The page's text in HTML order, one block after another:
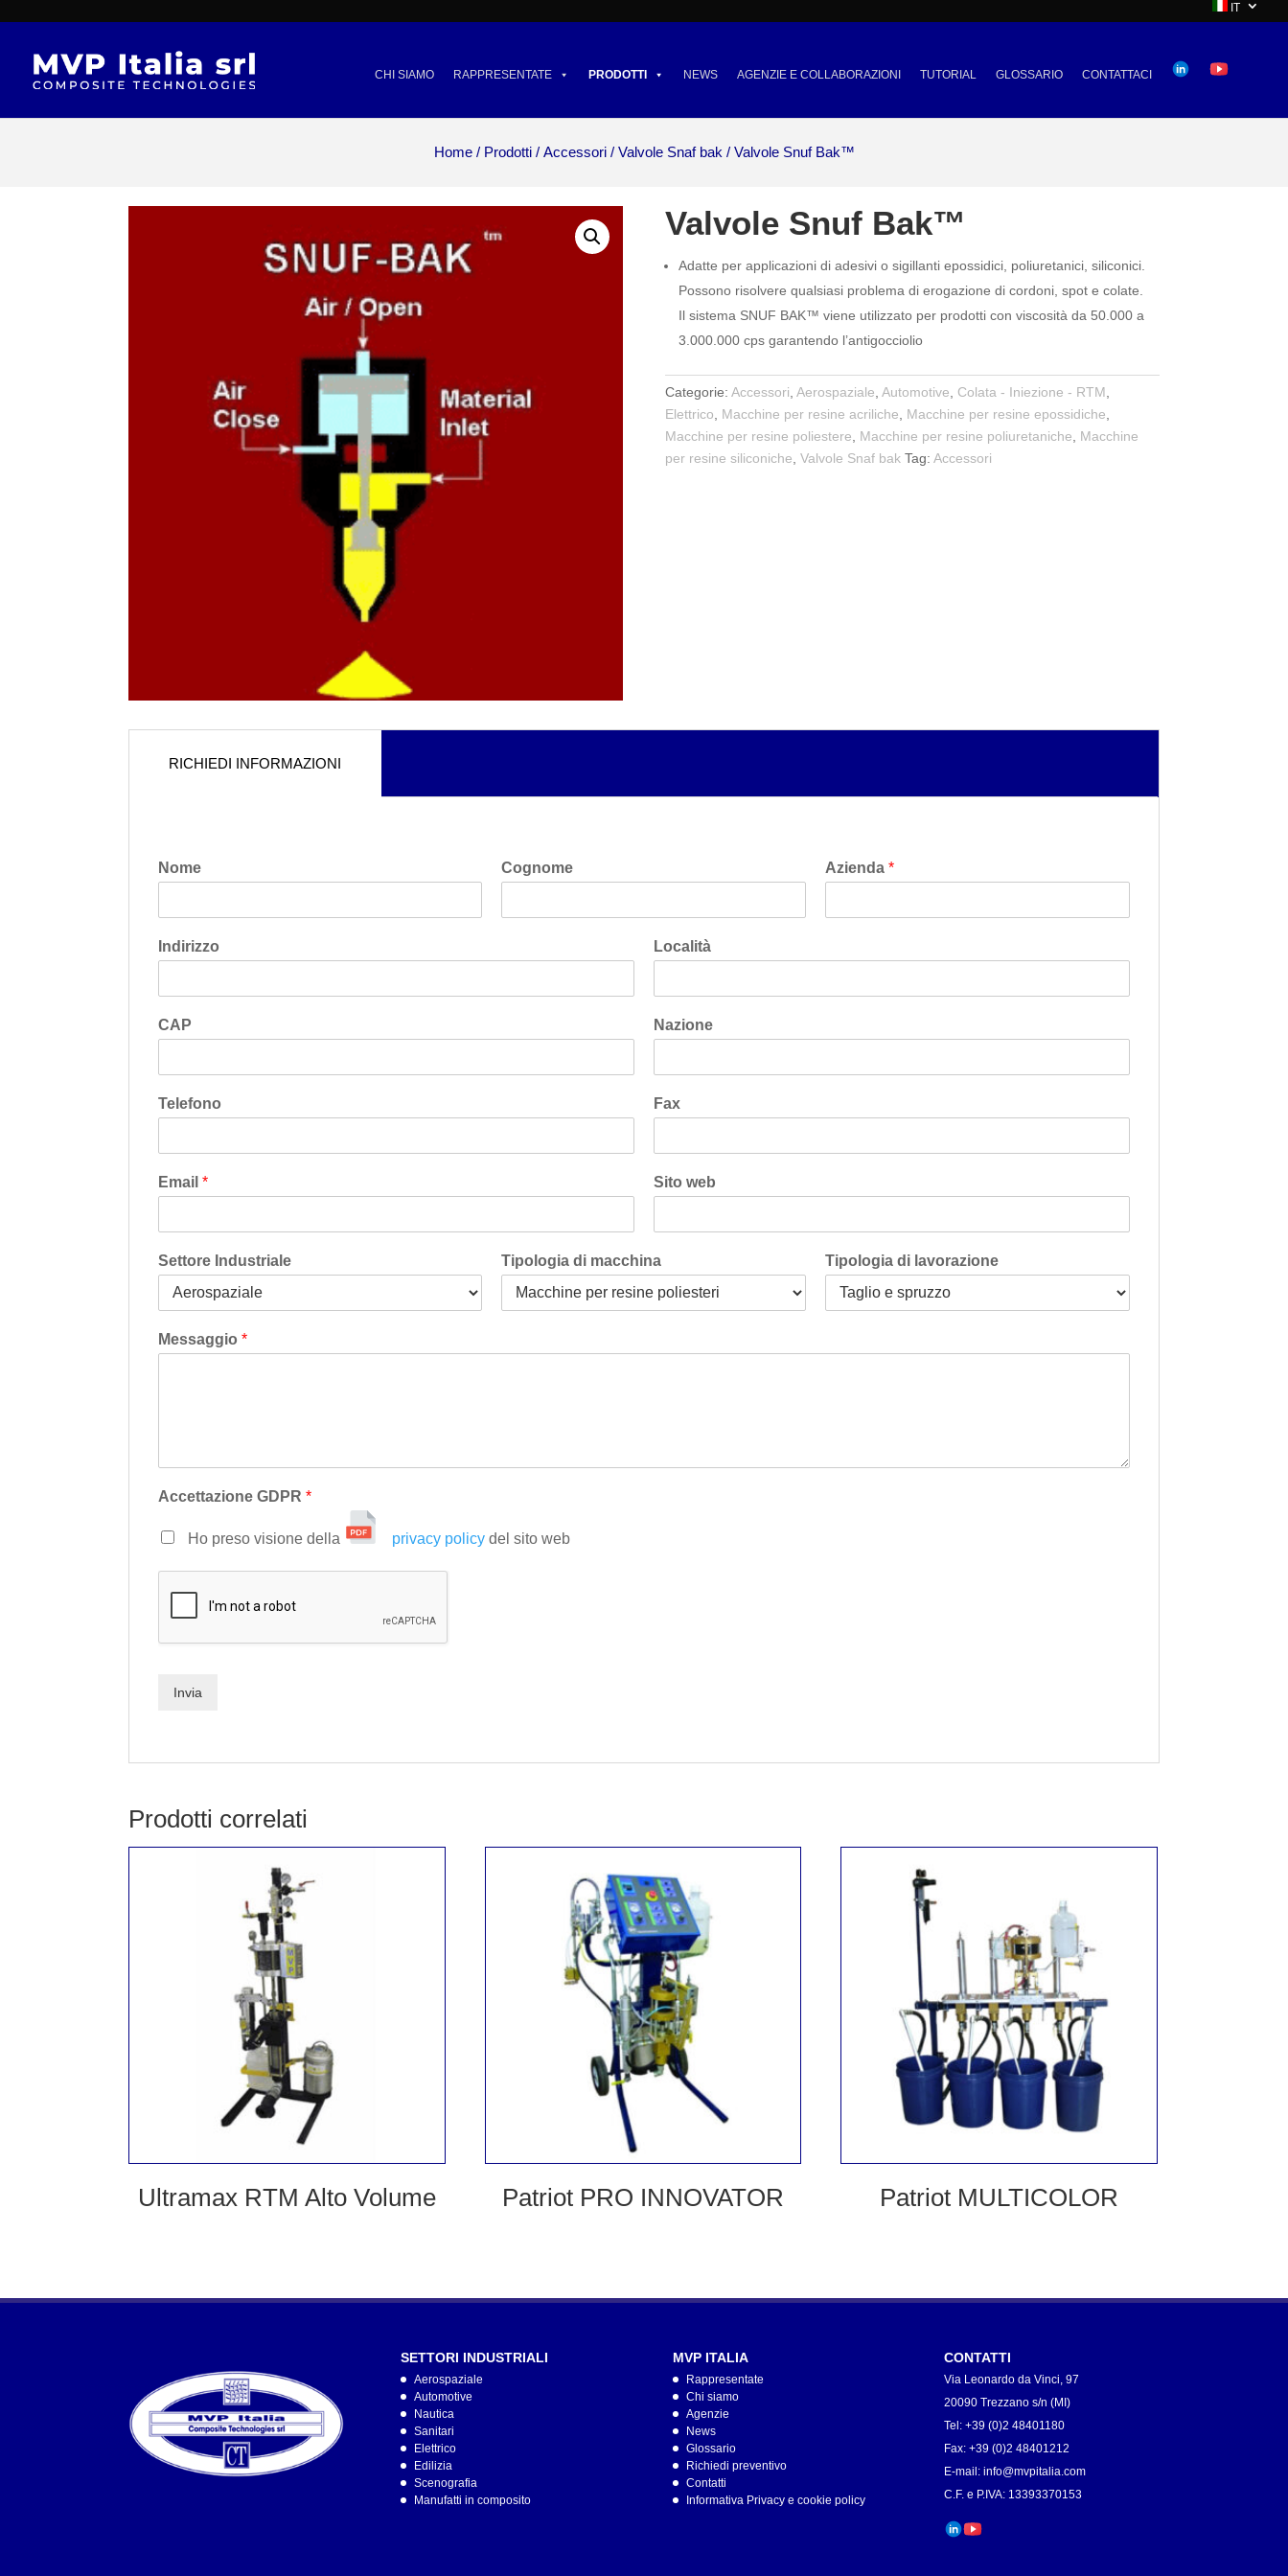
IT
CHI SIAMO RAPPRESENTATE PRODOTTI NEWS AGENZIE E COLLABORAZIONI TUTORIAL GLOSSARIO CONTATTACI
Home/ Prodotti/ Accessori/ Valvole Snaf bak / Valvole Snuf Bak™
Valvole Snuf Bak™
Adatte per applicazioni di adesivi o sigillanti epossidici, poliuretanici, siliconici.
Possono risolvere qualsiasi problema di erogazione di cordoni, spot e colate.
Il sistema SNUF BAK™ viene utilizzato per prodotti con viscosità da 50.000 a
3.000.000 cps garantendo l’antigocciolio
Categorie: Accessori Aerospaziale Automotive Colata - Iniezione - RTM
Elettrico
Macchine per resine acriliche Macchine per resine epossidiche
Macchine per resine poliestere
Macchine per resine poliuretaniche
Macchine
per resine siliconiche Valvole Snaf bak Tag: Accessori
RICHIEDI INFORMAZIONI
Nome Cognome Azienda *
Indirizzo Località
CAP Nazione
Telefono Fax
Email* Sito web
Settore Industriale Tipologia di macchina Tipologia di lavorazione
Messaggio*
Accettazione GDPR*
Ho preso visione della privacy policy del sito web
Invia
Prodotti correlati
Ultramax RTM Alto Volume Patriot PRO INNOVATOR Patriot MULTICOLOR
SETTORI INDUSTRIALI
Aerospaziale
Automotive
Nautica
Sanitari
Elettrico
Edilizia
Scenografia
Manufatti in composito
MVP ITALIA
Rappresentate
Chi siamo
Agenzie
News
Glossario
Richiedi preventivo
Contatti
Informativa Privacy e cookie policy
CONTATTI
Via Leonardo da Vinci, 97
20090 Trezzano s/n (MI)
Tel: +39 (0)2 48401180
Fax: +39 (0)2 48401212
E-mail:info@mvpitalia.com
C.F. e P.IVA: 13393370153